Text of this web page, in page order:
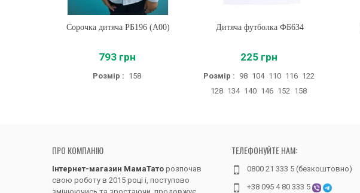
Купити
Сорочка дитяча РБ196 (A00)
793 грн
Розмір : 158
Купити
Дитяча футболка ФБ634
225 грн
Розмір : 98 104 110 116 122
128 134 140 146 152 158
ПРО КОМПАНІЮ
Інтернет-магазин МамаТато розпочав
свою роботу в 2015 році і, поступово
ТЕЛЕФОНУЙТЕ НАМ:
0800 21 333 5 (безкоштовно)
+38 095 4 80 333 5